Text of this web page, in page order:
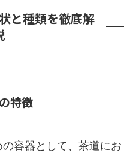
と種類を徹底解
特徴
容器として、茶道にお